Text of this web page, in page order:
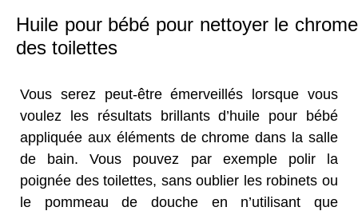
Huile pour bébé pour nettoyer le chrome
des toilettes
Vous serez peut-être émerveillés lorsque vous
voulez les résultats brillants d’huile pour bébé
appliquée aux éléments de chrome dans la salle
de bain. Vous pouvez par exemple polir la
poignée des toilettes, sans oublier les robinets ou
le pommeau de douche en n’utilisant que